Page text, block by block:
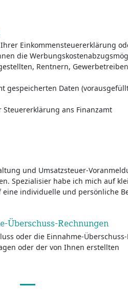
Einkommensteuererklärung
die
Rentnern,
gespeicherten Daten
ans Finanzamt
und Umsatzsteuer-
Spezialisier habe ich mich auf
individuelle und persönliche
Überschuss-Rechnungen
oder die Einnahme-
oder der von Ihnen erstellten